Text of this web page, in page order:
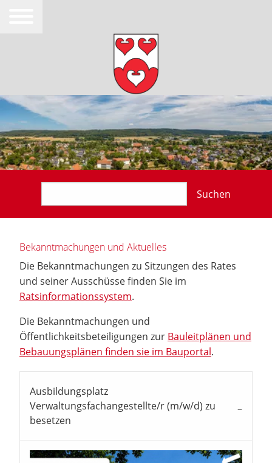
Suchen
Bekanntmachungen und Aktuelles
Die Bekanntmachungen zu Sitzungen des Rates
und seiner Ausschüsse finden Sie im
Ratsinformationssystem.
Die Bekanntmachungen und
Öffentlichkeitsbeteiligungen zur Bauleitplänen und
Bebauungsplänen finden sie im Bauportal.
Ausbildungsplatz
Verwaltungsfachangestellte/r (m/w/d) zu
besetzen